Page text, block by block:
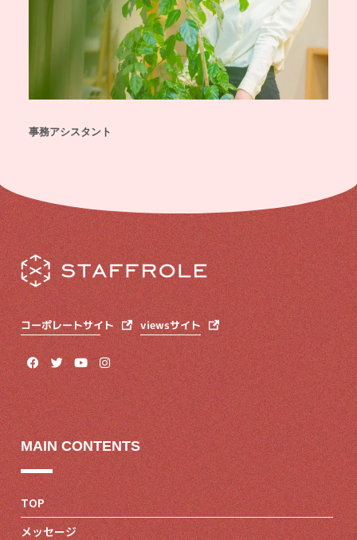
事務アシスタント
コーポレートサイト viewsサイト
MAIN CONTENTS
TOP
メッセージ